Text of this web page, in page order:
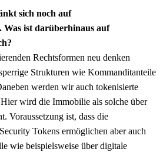
sich noch auf
Was ist darüberhinaus auf
Rechtsformen neu denken
Strukturen wie Kommanditanteile
werden wir auch tokenisierte
wird die Immobilie als solche über
Voraussetzung ist, dass die
Tokens ermöglichen aber auch
wie beispielsweise über digitale